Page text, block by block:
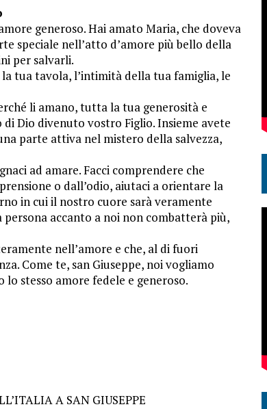
generoso. Hai amato Maria, che doveva
speciale nell’atto d’amore più bello della
per salvarli.
tua tavola, l’intimità della tua famiglia, le
li amano, tutta la tua generosità e
Dio divenuto vostro Figlio. Insieme avete
parte attiva nel mistero della salvezza,
ad amare. Facci comprendere che
o dall’odio, aiutaci a orientare la
in cui il nostro cuore sarà veramente
accanto a noi non combatterà più,
nell’amore e che, al di fuori
Come te, san Giuseppe, noi vogliamo
stesso amore fedele e generoso.
A SAN GIUSEPPE